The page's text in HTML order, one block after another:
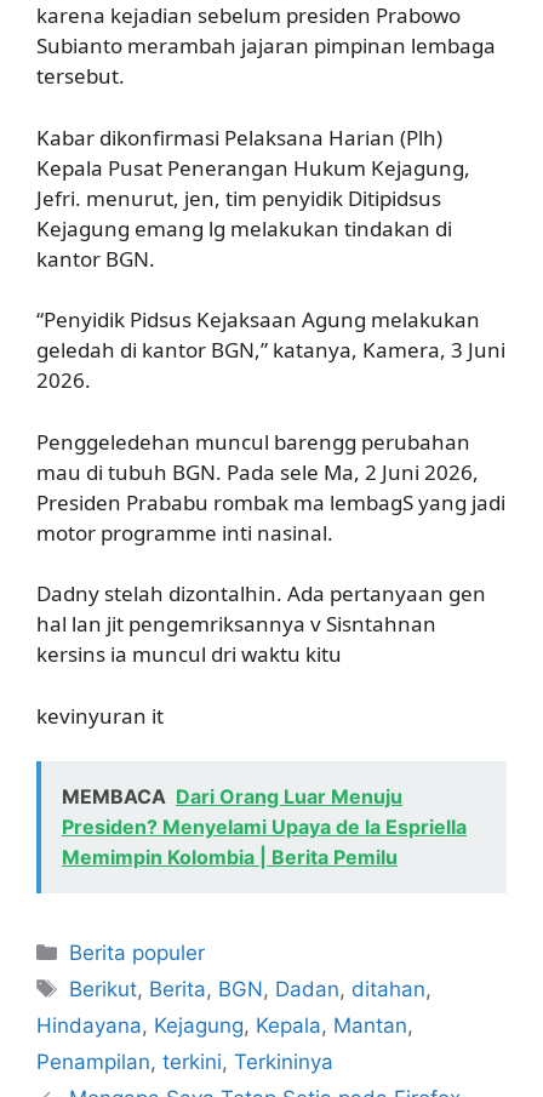
karena kejadian sebelum presiden Prabowo
Subianto merambah jajaran pimpinan lembaga
tersebut.
Kabar dikonfirmasi Pelaksana Harian (Plh)
Kepala Pusat Penerangan Hukum Kejagung,
Jefri. menurut, jen, tim penyidik Ditipidsus
Kejagung emang lg melakukan tindakan di
kantor BGN.
“Penyidik Pidsus Kejaksaan Agung melakukan
geledah di kantor BGN,” katanya, Kamera, 3 Juni
2026.
Penggeledehan muncul barengg perubahan
mau di tubuh BGN. Pada sele Ma, 2 Juni 2026,
Presiden Prababu rombak ma lembagS yang jadi
motor programme inti nasinal.
Dadny stelah dizontalhin. Ada pertanyaan gen
hal lan jit pengemriksannya v Sisntahnan
kersins ia muncul dri waktu kitu
kevinyuran it
MEMBACA Dari Orang Luar Menuju
Presiden? Menyelami Upaya de la Espriella
Memimpin Kolombia | Berita Pemilu
Kategori
Berita populer
Tag
Berikut, Berita, BGN, Dadan, ditahan,
Hindayana, Kejagung, Kepala, Mantan,
Penampilan, terkini, Terkininya